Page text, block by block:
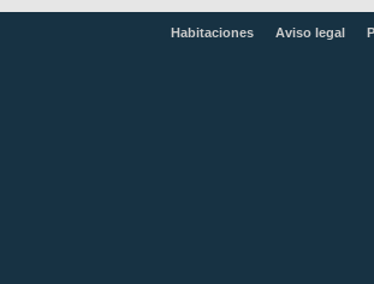
Habitaciones Aviso legal